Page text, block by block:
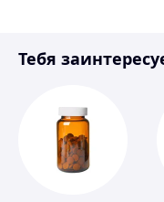
Инструмент
Тебя